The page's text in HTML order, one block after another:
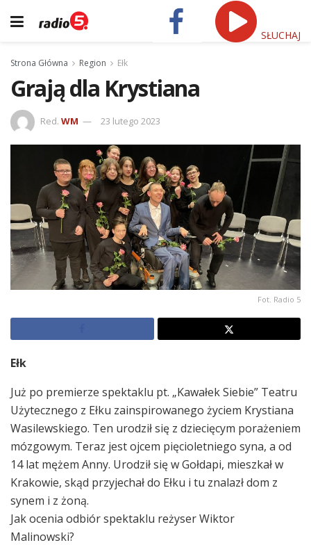
SŁUCHAJ
Strona Główna Region Ełk
Grają dla Krystiana
Red. WM 23 lutego 2023
Fot. Radio 5
Ełk
Już po premierze spektaklu pt. „Kawałek Siebie” Teatru
Użytecznego z Ełku zainspirowanego życiem Krystiana
Wasilewskiego. Ten urodził się z dziecięcym porażeniem
mózgowym. Teraz jest ojcem pięcioletniego syna, a od
14 lat mężem Anny. Urodził się w Gołdapi, mieszkał w
Krakowie, skąd przyjechał do Ełku i tu znalazł dom z
synem i z żoną.
Jak ocenia odbiór spektaklu reżyser Wiktor
Malinowski?